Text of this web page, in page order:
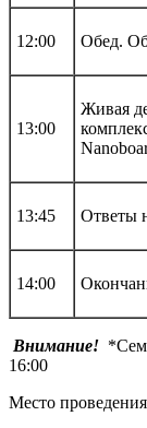
12:00 Обед.
13:00
Живая
13:45 Ответы
14:00
Внимание!
16:00
Место